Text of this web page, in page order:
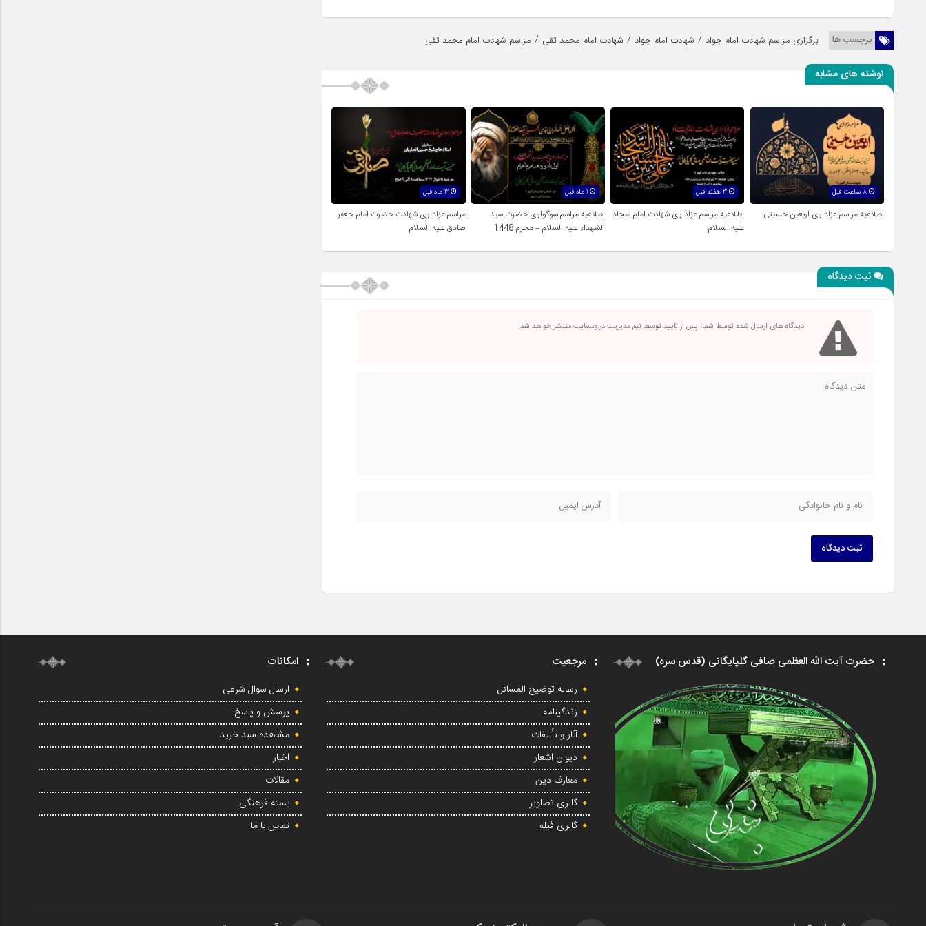
برچسب ها برگزاری مراسم شهادت امام جواد / شهادت امام جواد / شهادت امام محمد تقی / مراسم شهادت امام محمد تقی
نوشته های مشابه
8 ساعت قبل
اطلاعیه مراسم عزاداری اربعین حسینی
3 هفته قبل
اطلاعیه مراسم عزاداری شهادت امام سجاد
علیه السلام
1 ماه قبل
اطلاعیه مراسم سوگواری حضرت سید
الشهداء علیه السلام – محرم 1448
3 ماه قبل
مراسم عزاداری شهادت حضرت امام جعفر
صادق علیه السلام
ثبت دیدگاه
دیدگاه های ارسال شده توسط شما، پس از تایید توسط تیم مدیریت در وبسایت منتشر خواهد شد.
ثبت دیدگاه
حضرت آیت الله العظمی صافی گلپایگانی (قدس سره) مرجعیت
رساله توضیح المسائل
زندگینامه
آثار و تألیفات
دیوان اشعار
معارف دین
گالری تصاویر
گالری فیلم
امکانات
ارسال سوال شرعی
پرسش و پاسخ
مشاهده سبد خرید
اخبار
مقالات
بسته فرهنگی
تماس با ما